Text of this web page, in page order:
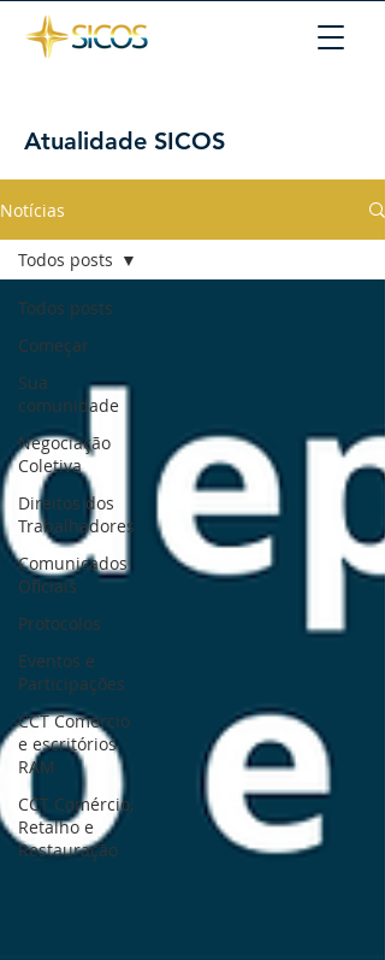
Atualidade SICOS
Notícias
Todos posts
Começar
Sua
comunidade
Negociação
Coletiva
Direitos dos
Trabalhadores
Comunicados
Oficiais
Protocolos
Eventos e
Participações
CCT Comércio
e escritórios
RAM
CCT Comércio,
Retalho e
Restauração
Todos posts